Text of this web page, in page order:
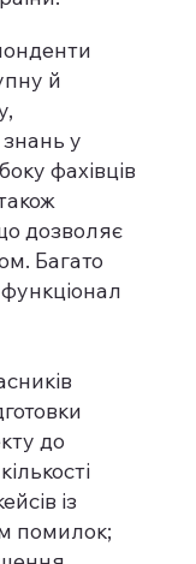
й
у
фахівців
дозволяє
Багато
до
із
помилок;